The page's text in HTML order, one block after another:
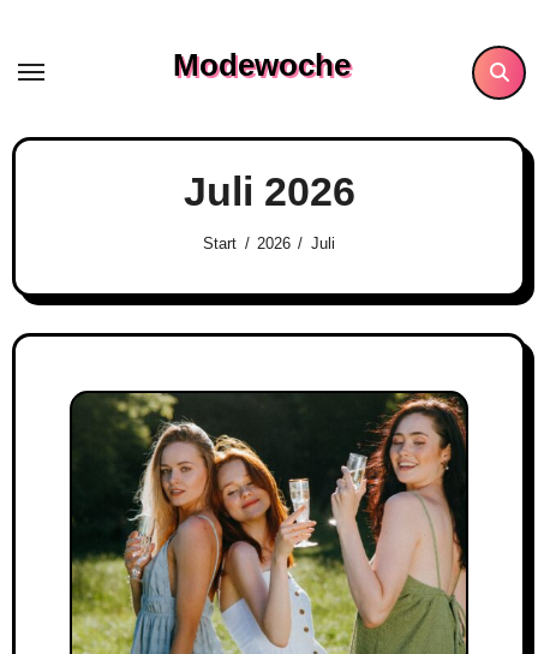
content
Modewoche
Juli 2026
Start 2026 Juli